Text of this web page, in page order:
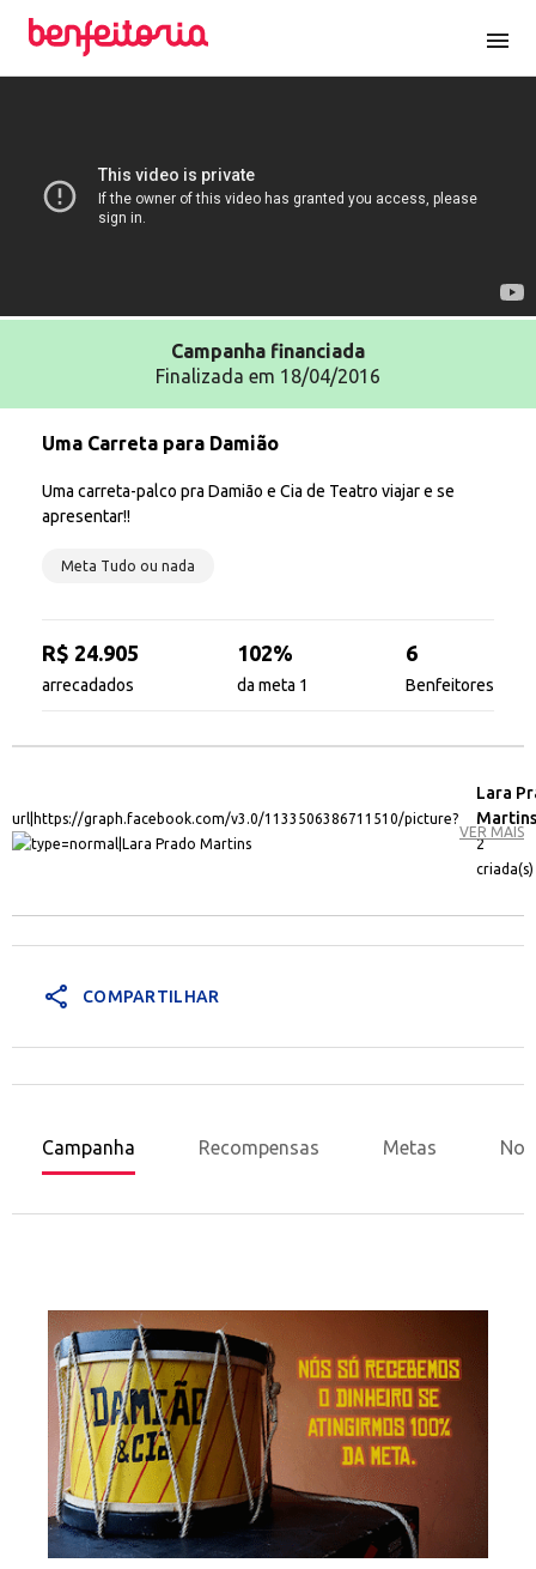
menu
Campanha financiada
Finalizada em 18/04/2016
Uma Carreta para Damião
Uma carreta-palco pra Damião e Cia de Teatro viajar e se
apresentar!!
Meta Tudo ou nada
R$ 24.905
arrecadados
102%
da meta 1
6
Benfeitores
Lara
Martins
2
criada(s)
VER MAIS
share COMPARTILHAR
Campanha Recompensas Metas